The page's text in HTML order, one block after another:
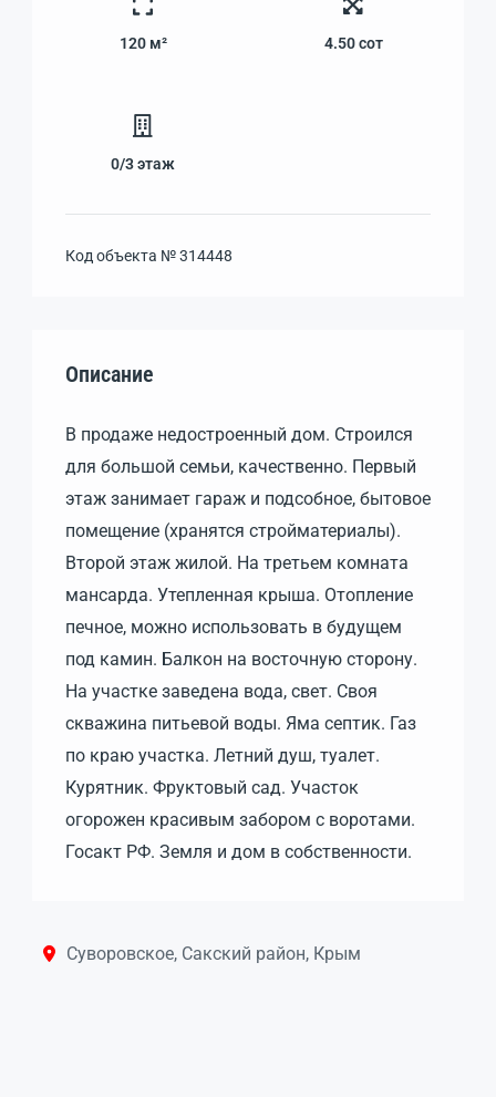
120 м² 4.50 сот
0/3этаж
Код объекта №314448
Описание
В продаже недостроенный дом. Строился
для большой семьи, качественно. Первый
этаж занимает гараж и подсобное, бытовое
помещение (хранятся стройматериалы).
Второй этаж жилой. На третьем комната
мансарда. Утепленная крыша. Отопление
печное, можно использовать в будущем
под камин. Балкон на восточную сторону.
На участке заведена вода, свет. Своя
скважина питьевой воды. Яма септик. Газ
по краю участка. Летний душ, туалет.
Курятник. Фруктовый сад. Участок
огорожен красивым забором с воротами.
Госакт РФ. Земля и дом в собственности.
Суворовское, Сакский район, Крым